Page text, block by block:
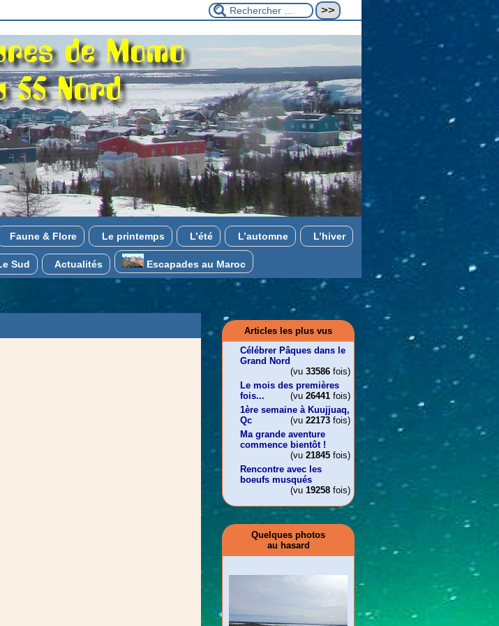
Faune & Flore Le printemps L’été L’automne L’hiver
Sud Actualités Escapades au Maroc
Articles les plus vus
Célébrer Pâques dans le
Grand Nord
(vu 33586 fois)
Le mois des premières
fois...
(vu 26441 fois)
1ère semaine à Kuujjuaq,
Qc
(vu 22173 fois)
Ma grande aventure
commence bientôt !
(vu 21845 fois)
Rencontre avec les
boeufs musqués
(vu 19258 fois)
Quelques photos
au hasard